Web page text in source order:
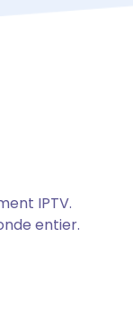
IPTV.
entier.